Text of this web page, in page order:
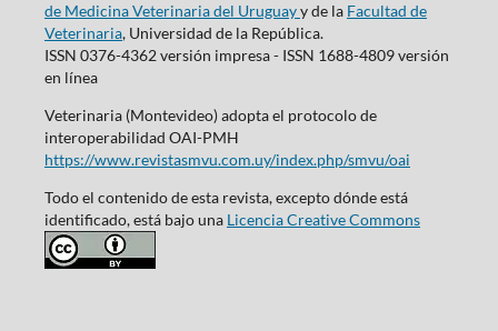
de Medicina Veterinaria del Uruguayy de la Facultad de
Veterinaria, Universidad de la República.
ISSN 0376-4362 versión impresa - ISSN 1688-4809 versión
en línea
Veterinaria (Montevideo) adopta el protocolo de
interoperabilidad OAI-PMH
https://www.revistasmvu.com.uy/index.php/smvu/oai
Todo el contenido de esta revista, excepto dónde está
identificado, está bajo una Licencia Creative Commons